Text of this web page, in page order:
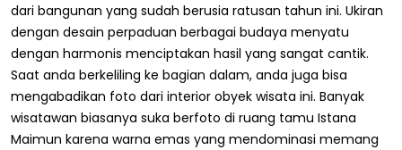
dari bangunan yang sudah berusia ratusan tahun ini. Ukiran
dengan desain perpaduan berbagai budaya menyatu
dengan harmonis menciptakan hasil yang sangat cantik.
Saat anda berkeliling ke bagian dalam, anda juga bisa
mengabadikan foto dari interior obyek wisata ini. Banyak
wisatawan biasanya suka berfoto di ruang tamu Istana
Maimun karena warna emas yang mendominasi memang